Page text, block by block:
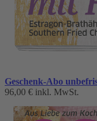
Geschenk-Abo
96,00 € inkl. MwSt.